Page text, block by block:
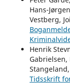
Hans-
Vestberg,
Henrik
Gabrielsen,
Tidsskrift